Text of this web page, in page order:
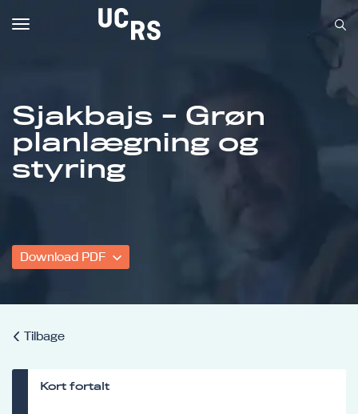
Om UCRS
Bliv faglært
Sjakbajs - Grøn
planlægning og
styring
Download PDF
Tilbage
Kort fortalt